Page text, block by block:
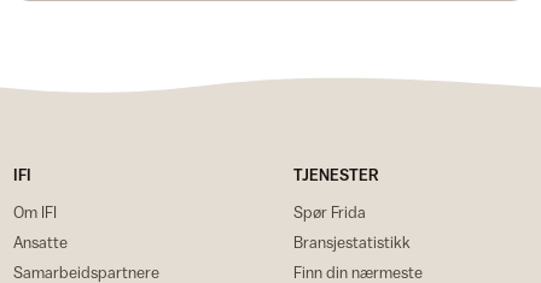
IFI
Om IFI
Ansatte
Samarbeidspartnere
TJENESTER
Spør Frida
Bransjestatistikk
Finn din nærmeste